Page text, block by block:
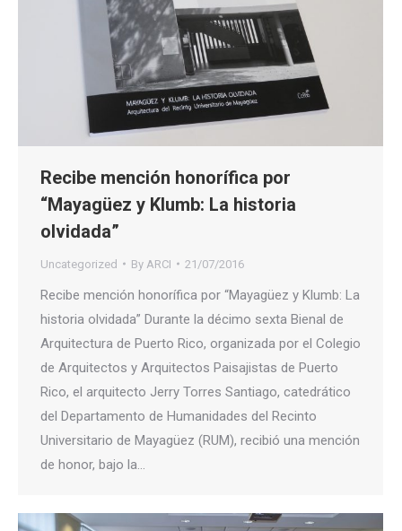
Recibe mención honorífica por
“Mayagüez y Klumb: La historia
olvidada”
Uncategorized By ARCI 21/07/2016
Recibe mención honorífica por “Mayagüez y Klumb: La
historia olvidada” Durante la décimo sexta Bienal de
Arquitectura de Puerto Rico, organizada por el Colegio
de Arquitectos y Arquitectos Paisajistas de Puerto
Rico, el arquitecto Jerry Torres Santiago, catedrático
del Departamento de Humanidades del Recinto
Universitario de Mayagüez (RUM), recibió una mención
de honor, bajo la…